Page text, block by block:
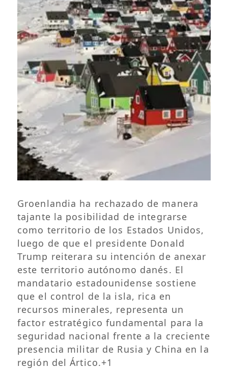
Groenlandia ha rechazado de manera
tajante la posibilidad de integrarse
como territorio de los Estados Unidos,
luego de que el presidente Donald
Trump reiterara su intención de anexar
este territorio autónomo danés. El
mandatario estadounidense sostiene
que el control de la isla, rica en
recursos minerales, representa un
factor estratégico fundamental para la
seguridad nacional frente a la creciente
presencia militar de Rusia y China en la
región del Ártico.+1